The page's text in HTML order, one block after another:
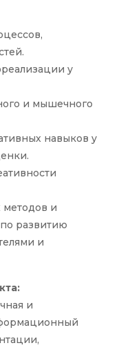
у
и мышечного
навыков у
и
развитию
и
и